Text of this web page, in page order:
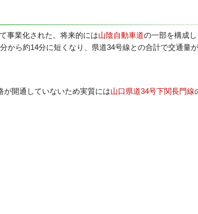
事業化された。将来的には山陰自動車道の一部を構成
ら約14分に短くなり、県道34号線との合計で交通量が
開通していないため実質には山口県道34号下関長門線